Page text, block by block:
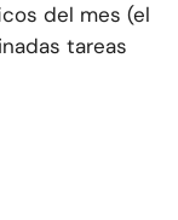
del mes (el
tareas